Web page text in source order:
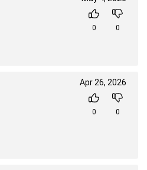
0 0
Apr 26, 2026
0 0